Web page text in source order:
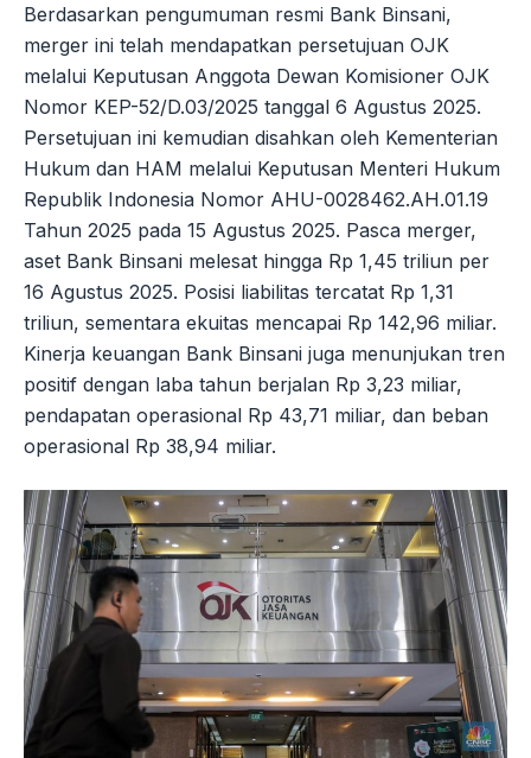
Berdasarkan pengumuman resmi Bank Binsani,
merger ini telah mendapatkan persetujuan OJK
melalui Keputusan Anggota Dewan Komisioner OJK
Nomor KEP-52/D.03/2025 tanggal 6 Agustus 2025.
Persetujuan ini kemudian disahkan oleh Kementerian
Hukum dan HAM melalui Keputusan Menteri Hukum
Republik Indonesia Nomor AHU-0028462.AH.01.19
Tahun 2025 pada 15 Agustus 2025. Pasca merger,
aset Bank Binsani melesat hingga Rp 1,45 triliun per
16 Agustus 2025. Posisi liabilitas tercatat Rp 1,31
triliun, sementara ekuitas mencapai Rp 142,96 miliar.
Kinerja keuangan Bank Binsani juga menunjukan tren
positif dengan laba tahun berjalan Rp 3,23 miliar,
pendapatan operasional Rp 43,71 miliar, dan beban
operasional Rp 38,94 miliar.